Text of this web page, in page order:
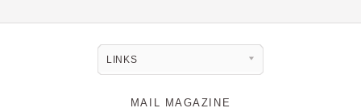
LINKS
MAIL MAGAZINE